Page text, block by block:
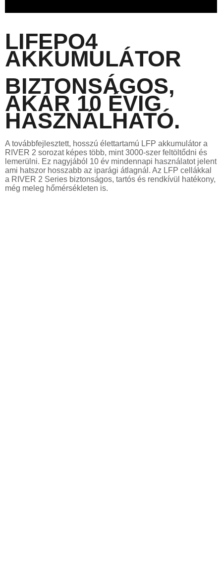
LIFEPO4
AKKUMULÁTOR
BIZTONSÁGOS,
AKÁR 10 ÉVIG
HASZNÁLHATÓ.
A továbbfejlesztett, hosszú élettartamú LFP akkumulátor a
RIVER 2 sorozat képes több, mint 3000-szer feltöltődni és
lemerülni. Ez nagyjából 10 év mindennapi használatot jelent
ami hatszor hosszabb az iparági átlagnál. Az LFP cellákkal
a RIVER 2 Series biztonságos, tartós és rendkívül hatékony,
még meleg hőmérsékleten is.